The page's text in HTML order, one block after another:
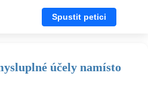
Spustit petici
účely namísto